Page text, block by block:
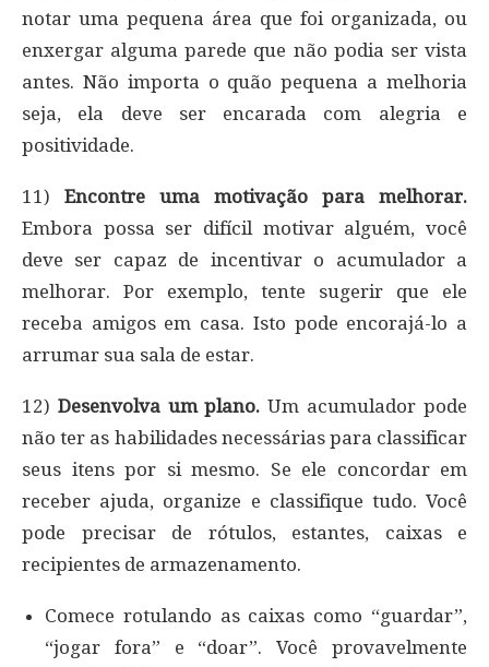
notar uma pequena área que foi organizada, ou
enxergar alguma parede que não podia ser vista
antes. Não importa o quão pequena a melhoria
seja, ela deve ser encarada com alegria e
positividade.
11) Encontre uma motivação para melhorar.
Embora possa ser difícil motivar alguém, você
deve ser capaz de incentivar o acumulador a
melhorar. Por exemplo, tente sugerir que ele
receba amigos em casa. Isto pode encorajá-lo a
arrumar sua sala de estar.
12) Desenvolva um plano. Um acumulador pode
não ter as habilidades necessárias para classificar
seus itens por si mesmo. Se ele concordar em
receber ajuda, organize e classifique tudo. Você
pode precisar de rótulos, estantes, caixas e
recipientes de armazenamento.
Comece rotulando as caixas como “guardar”,
“jogar fora” e “doar”. Você provavelmente